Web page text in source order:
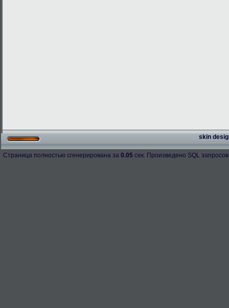
skin
Страница полностью сгенерирована за 0.05 сек. Произведено SQL